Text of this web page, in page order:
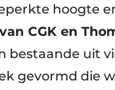
hoogte
CGK en
bestaande uit
gevormd die